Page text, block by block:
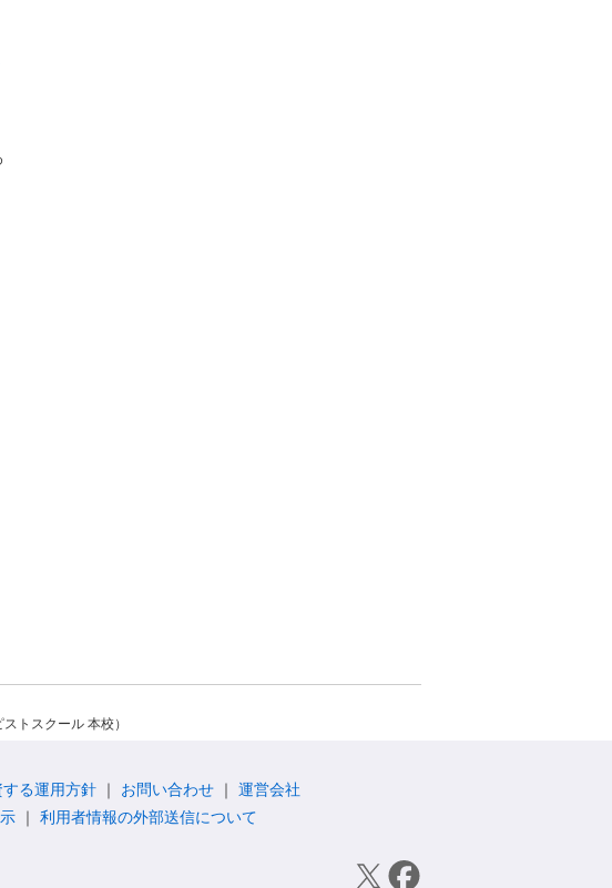
トスクール 本校）
る運用方針 お問い合わせ
運営会社
利用者情報の外部送信について